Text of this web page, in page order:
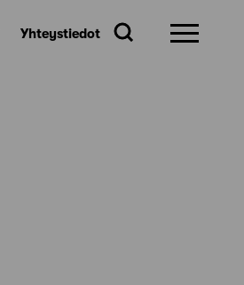
Yhteystiedot